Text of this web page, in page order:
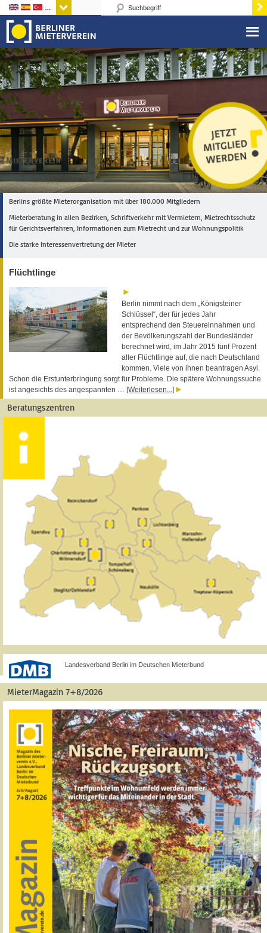
Sprachen
Berlins größte Mieterorganisation mit über 180.000 Mitgliedern
Mieterberatung in allen Bezirken, Schriftverkehr mit Vermietern, Mietrechtsschutz
für Gerichtsverfahren, Informationen zum Mietrecht und zur Wohnungspolitik
Die starke Interessenvertretung der Mieter
Flüchtlinge
Berlin nimmt nach dem „Königsteiner
Schlüssel“, der für jedes Jahr
entsprechend den Steuereinnahmen und
der Bevölkerungszahl der Bundesländer
berechnet wird, im Jahr 2015 fünf Prozent
aller Flüchtlinge auf, die nach Deutschland
kommen. Viele von ihnen beantragen Asyl.
Schon die Erstunterbringung sorgt für Probleme. Die spätere Wohnungssuche
ist angesichts des angespannten … [Weiterlesen...]
Beratungszentren
Landesverband Berlin im Deutschen Mieterbund
MieterMagazin 7+8/2026